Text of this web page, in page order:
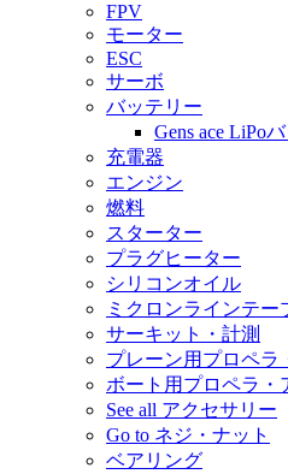
FPV
モーター
ESC
サーボ
バッテリー
Gens ace LiPo
充電器
エンジン
燃料
スターター
プラグヒーター
シリコンオイル
ミクロンラインテー
サーキット・計測
プレーン用プロペラ
ボート用プロペラ・
See all アクセサリー
Go to ネジ・ナット
ベアリング